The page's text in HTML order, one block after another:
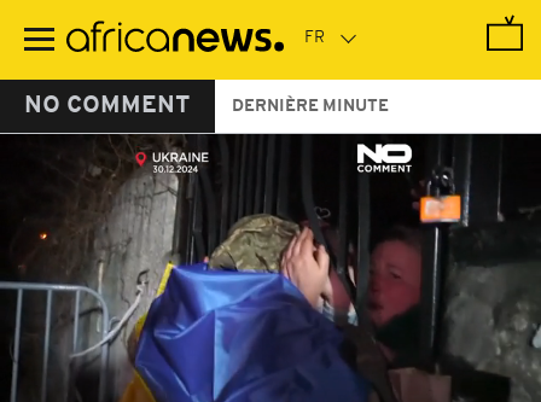
contenu
NO COMMENT DERNIÈRE MINUTE